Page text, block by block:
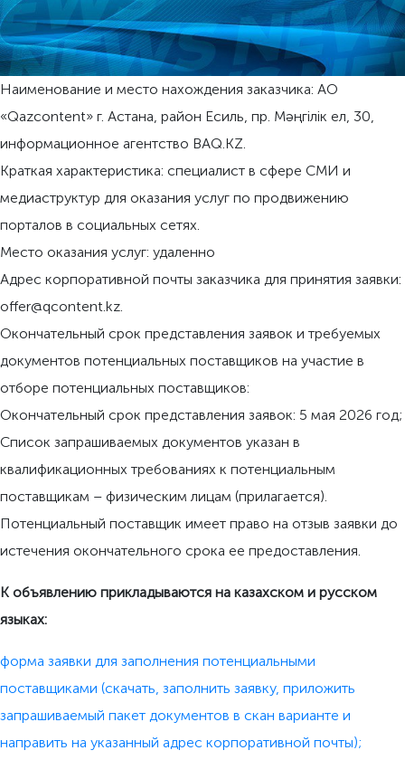
Наименование и место нахождения заказчика: АО
«Qazcontent» г. Астана, район Есиль, пр. Мәңгiлiк eл, 30,
информационное агентство BAQ.KZ.
Краткая характеристика: специалист в сфере СМИ и
медиаструктур для оказания услуг по продвижению
порталов в социальных сетях.
Место оказания услуг: удаленно
Адрес корпоративной почты заказчика для принятия заявки:
offer@qcontent.kz.
Окончательный срок представления заявок и требуемых
документов потенциальных поставщиков на участие в
отборе потенциальных поставщиков:
Окончательный срок представления заявок: 5 мая 2026 год;
Список запрашиваемых документов указан в
квалификационных требованиях к потенциальным
поставщикам – физическим лицам (прилагается).
Потенциальный поставщик имеет право на отзыв заявки до
истечения окончательного срока ее предоставления.
К объявлению прикладываются на казахском и русском
языках:
форма заявки для заполнения потенциальными
поставщиками (скачать, заполнить заявку, приложить
запрашиваемый пакет документов в скан варианте и
направить на указанный адрес корпоративной почты);